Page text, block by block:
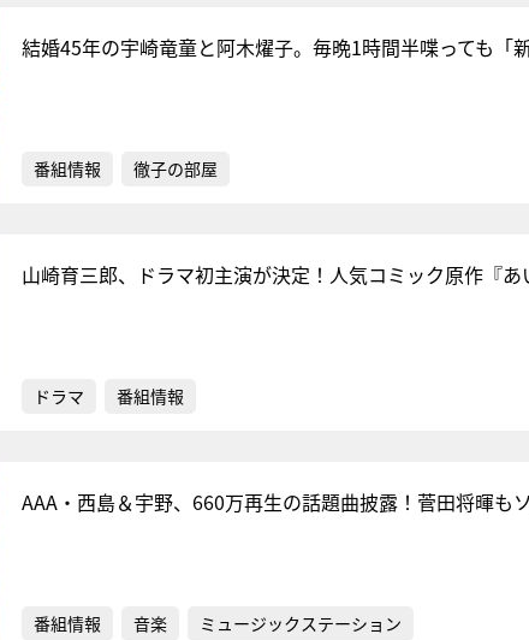
結婚45年の宇崎竜童と阿木燿子。毎晩1時間半喋っても「
番組情報 徹子の部屋
山崎育三郎、ドラマ初主演が決定！人気コミック原作『あ
ドラマ 番組情報
AAA・西島＆宇野、660万再生の話題曲披露！菅田将暉も
番組情報 音楽 ミュージックステーション